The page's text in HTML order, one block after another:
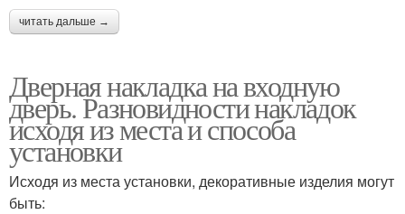
читать дальше →
Дверная накладка на входную
дверь. Разновидности накладок
исходя из места и способа
установки
Исходя из места установки, декоративные изделия могут
быть: